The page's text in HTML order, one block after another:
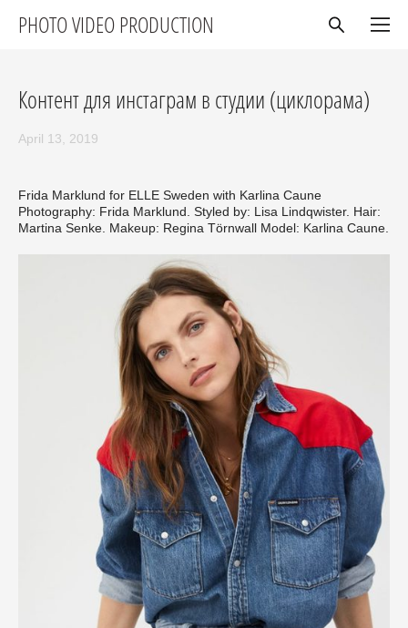
PHOTO VIDEO PRODUCTION
Контент для инстаграм в студии (циклорама)
April 13, 2019
Frida Marklund for ELLE Sweden with Karlina Caune
Photography: Frida Marklund. Styled by: Lisa Lindqwister. Hair:
Martina Senke. Makeup: Regina Törnwall Model: Karlina Caune.